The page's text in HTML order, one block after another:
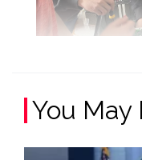
You May